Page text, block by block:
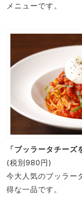
メニューです。
「ブッラータチー
(税別980円)
今大人気のブッラー
得な一品です。